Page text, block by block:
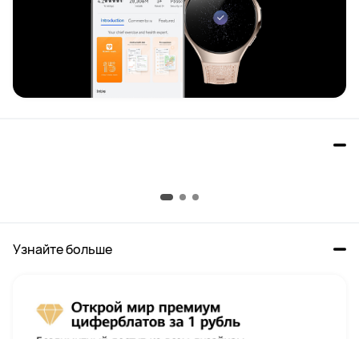
Быстрая проверка здоровья
Узнайте больше